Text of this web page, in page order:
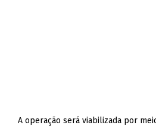
A operação será viabilizada por